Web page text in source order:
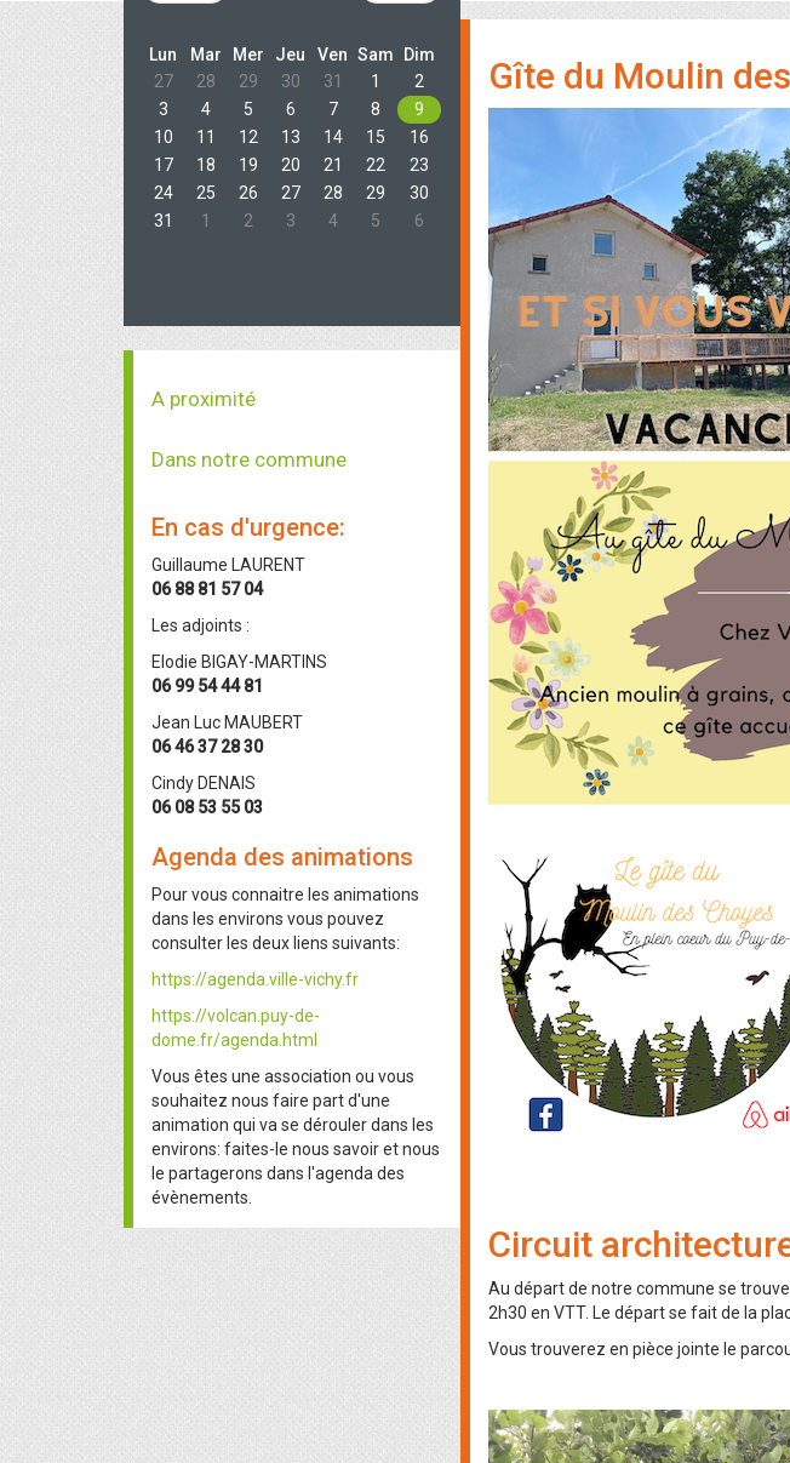
Gîte du Moulin
Circuit
Au départ de notre commune se
2h30 en VTT. Le départ se fait de la
Vous trouverez en pièce jointe le
Lun Mar Mer Jeu Ven Sam
Dim
27
28 29 30 31 1
2
3
4 5 6 7 8
9
10
11 12 13 14 15
16
17
18 19 20 21 22
23
24
25 26 27 28 29
30
31
1 2 3 4 5 6
A proximité
Dans notre commune
En cas d'urgence:
Guillaume LAURENT
06 88 81 57 04
Les adjoints :
Elodie BIGAY-MARTINS
06 99 54 44 81
Jean Luc MAUBERT
06 46 37 28 30
Cindy DENAIS
06 08 53 55 03
Agenda des animations
Pour vous connaitre les animations
dans les environs vous pouvez
consulter les deux liens suivants:
https://agenda.ville-vichy.fr
https://volcan.puy-de-
dome.fr/agenda.html
Vous êtes une association ou vous
souhaitez nous faire part d'une
animation qui va se dérouler dans les
environs: faites-le nous savoir et nous
le partagerons dans l'agenda des
évènements.